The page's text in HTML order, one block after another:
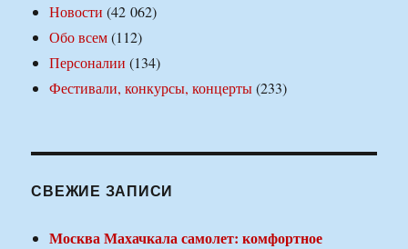
Новости (42 062)
Обо всем(112)
Персоналии (134)
Фестивали, конкурсы, концерты(233)
СВЕЖИЕ ЗАПИСИ
Москва Махачкала самолет: комфортное